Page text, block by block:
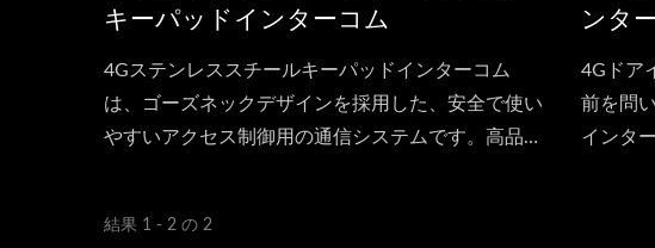
キーパッドインターコム
4Gステンレススチールキーパッドインターコム
は、ゴーズネックデザインを採用した、安全で使い
やすいアクセス制御用の通信システムです。高品質
ます。 高度な4G接続性により、インターコムは訪
ンタ
4Gドア
前を問
インタ
結果 1 - 2 の 2